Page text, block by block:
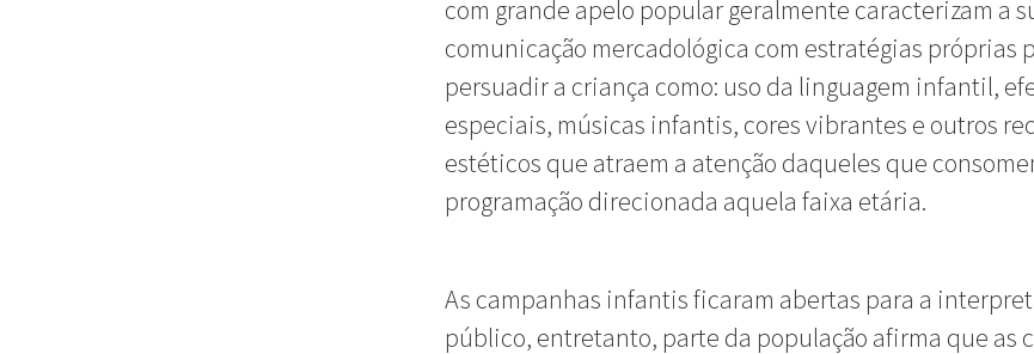
com grande apelo popular geralmente caracterizam a
comunicação mercadológica com estratégias próprias
persuadir a criança como: uso da linguagem infantil,
especiais, músicas infantis, cores vibrantes e outros
estéticos que atraem a atenção daqueles que
programação direcionada aquela faixa etária.
As campanhas infantis ficaram abertas para a
público, entretanto, parte da população afirma que as